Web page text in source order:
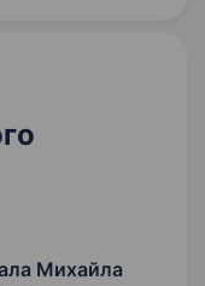
Михайла